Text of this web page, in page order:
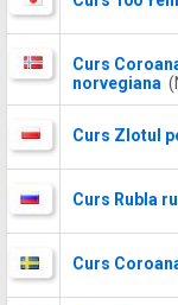
Curs
norvegiana
Curs Zlotul
Curs Rubla
Curs